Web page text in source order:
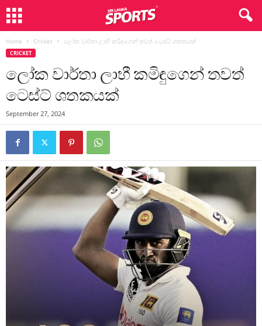
Home Cricket ලෝක වාර්තා ලාභී කමිඳුගෙන් තවත් ටෙස්ට් ශතකයක්
CRICKET
ලෝක වාර්තා ලාභී කමිඳුගෙන් තවත්
ටෙස්ට් ශතකයක්
September 27, 2024